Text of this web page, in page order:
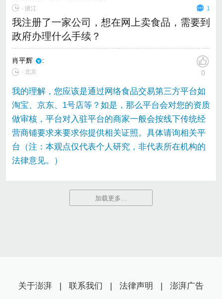
∙浙江 1
我注册了一家公司，想在网上卖食品，需要到
政府办理什么手续？
肖平辉 :
∙ 北京 0
我的理解，您应该是通过网络食品交易第三方平台如
淘宝、京东、1号店等？如是，那么平台会对您的资质
做审核，平台对入驻平台的商家一般会按线下传统经
营商铺要求来要求你提供相关证照。具体请询相关平
台（注：本观点仅代表个人研究，非代表所在机构的
法律意见。）
加载更多…
关于澎湃 | 联系我们 | 法律声明 | 澎湃广告